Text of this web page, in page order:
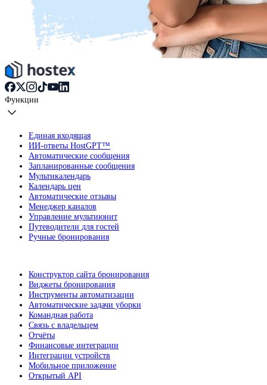
Функции
Единая входящая
ИИ-ответы HostGPT™
Автоматические сообщения
Запланированные сообщения
Мультикалендарь
Календарь цен
Автоматические отзывы
Менеджер каналов
Управление мультиюнит
Путеводители для гостей
Ручные бронирования
Конструктор сайта бронирования
Виджеты бронирования
Инструменты автоматизации
Автоматические задачи уборки
Командная работа
Связь с владельцем
Отчёты
Финансовые интеграции
Интеграции устройств
Мобильное приложение
Открытый API